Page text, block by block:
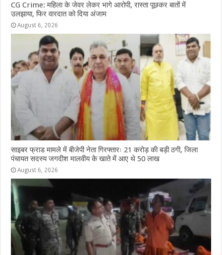
CG Crime: महिला के जेवर लेकर भागे आरोपी, रास्ता पूछकर बातों में
उलझाया, फिर वारदात को दिया अंजाम
August 6, 2026
साइबर फ्राड मामले में बीजेपी नेता गिरफ्तारः 21 करोड़ की बड़ी ठगी, जिला
पंचायत सदस्य जगदीश मालवीय के खाते में आए थे 50 लाख
August 6, 2026